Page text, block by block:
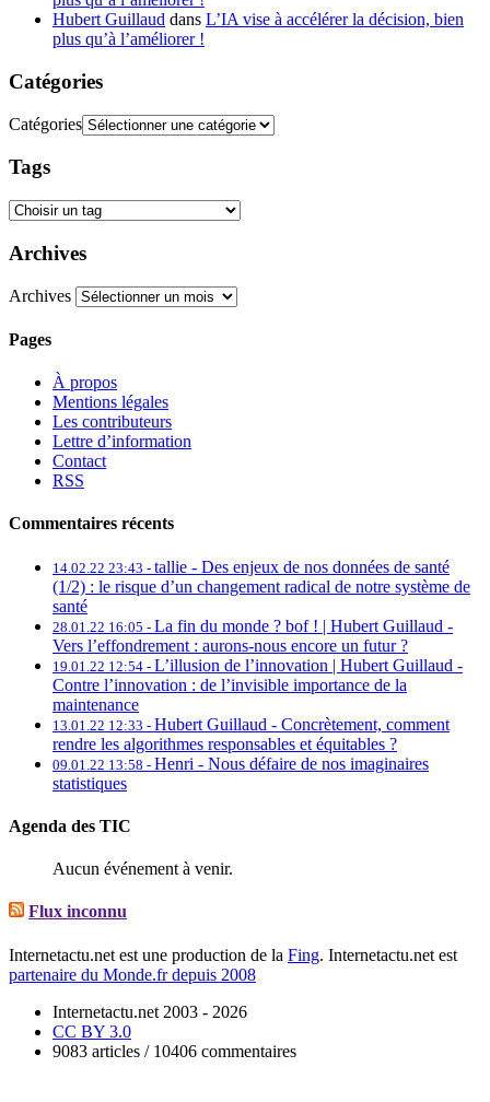
Hubert Guillaud dans L’IA vise à accélérer la décision, bien
plus qu’à l’améliorer !
Catégories
Catégories
Tags
Archives
Archives
Pages
À propos
Mentions légales
Les contributeurs
Lettre d’information
Contact
RSS
Commentaires récents
14.02.22 23:43 - tallie - Des enjeux de nos données de santé
(1/2) : le risque d’un changement radical de notre système de
santé
28.01.22 16:05 - La fin du monde ? bof ! | Hubert Guillaud -
Vers l’effondrement : aurons-nous encore un futur ?
19.01.22 12:54 - L’illusion de l’innovation | Hubert Guillaud -
Contre l’innovation : de l’invisible importance de la
maintenance
13.01.22 12:33 - Hubert Guillaud - Concrètement, comment
rendre les algorithmes responsables et équitables ?
09.01.22 13:58 - Henri - Nous défaire de nos imaginaires
statistiques
Agenda des TIC
Aucun événement à venir.
Flux inconnu
Internetactu.net est une production de la Fing. Internetactu.net est
partenaire du Monde.fr depuis 2008
Internetactu.net 2003 - 2026
CC BY 3.0
9083 articles / 10406 commentaires